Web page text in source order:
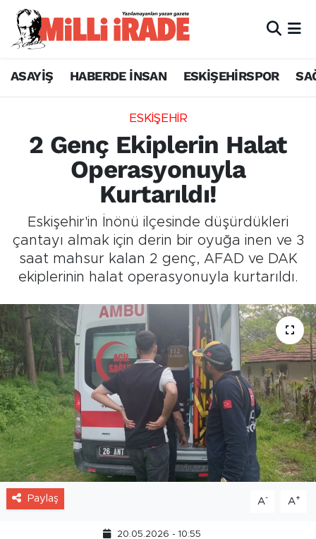
ASAYİŞ HABERDE İNSAN ESKİŞEHİRSPOR
ESKİŞEHİR
2 Genç Ekiplerin Halat
Operasyonuyla
Kurtarıldı!
Eskişehir'in İnönü ilçesinde düşürdükleri
çantayı almak için derin bir oyuğa inen ve 3
saat mahsur kalan 2 genç, AFAD ve DAK
ekiplerinin halat operasyonuyla kurtarıldı.
Paylaş A- A+
20.05.2026 - 10:55